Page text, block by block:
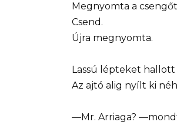
Megnyomta a
Csend.
Újra megnyomta.
Lassú lépteket hallott
Az ajtó alig nyílt ki
—Mr. Arriaga?